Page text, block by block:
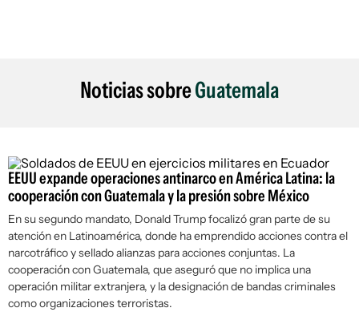
Noticias sobreGuatemala
EEUU expande operaciones antinarco en América Latina: la
cooperación con Guatemala y la presión sobre México
En su segundo mandato, Donald Trump focalizó gran parte de su
atención en Latinoamérica, donde ha emprendido acciones contra el
narcotráfico y sellado alianzas para acciones conjuntas. La
cooperación con Guatemala, que aseguró que no implica una
operación militar extranjera, y la designación de bandas criminales
como organizaciones terroristas.